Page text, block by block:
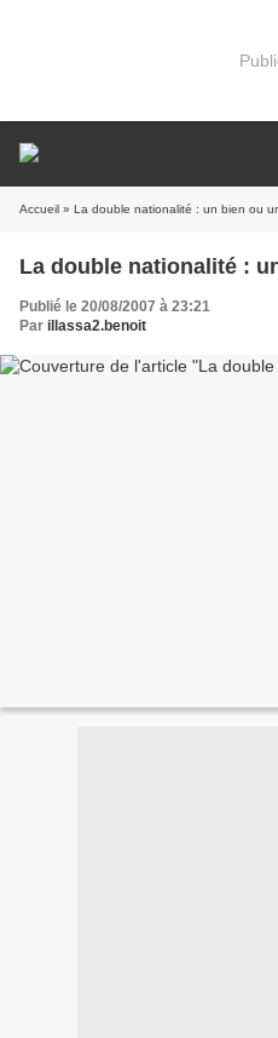
Accueil » La double nationalité : un bien ou
La double nationalité :
Publié le 20/08/2007 à 23:21
Par illassa2.benoit